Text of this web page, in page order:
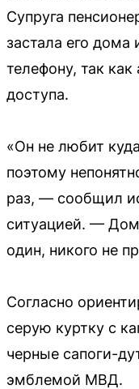
Супруга
застала его дома
телефону, так
доступа.
«Он не любит
поэтому
раз, — сообщил
ситуацией. —
один, никого не
Согласно
серую куртку с
черные сапоги-
эмблемой МВД.